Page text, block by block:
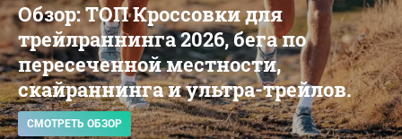
Обзор: ТОП Кроссовки для
трейлраннинга 2026, бега по
пересеченной местности,
скайраннинга и ультра-трейлов.
СМОТРЕТЬ ОБЗОР